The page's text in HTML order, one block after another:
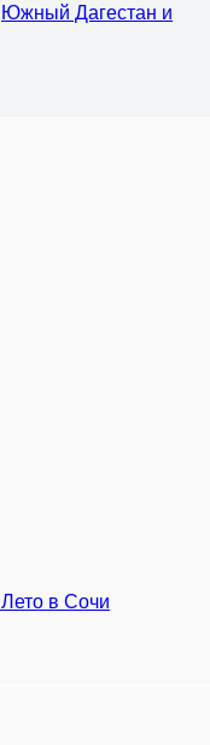
Южный Дагестан и
Лето в Сочи